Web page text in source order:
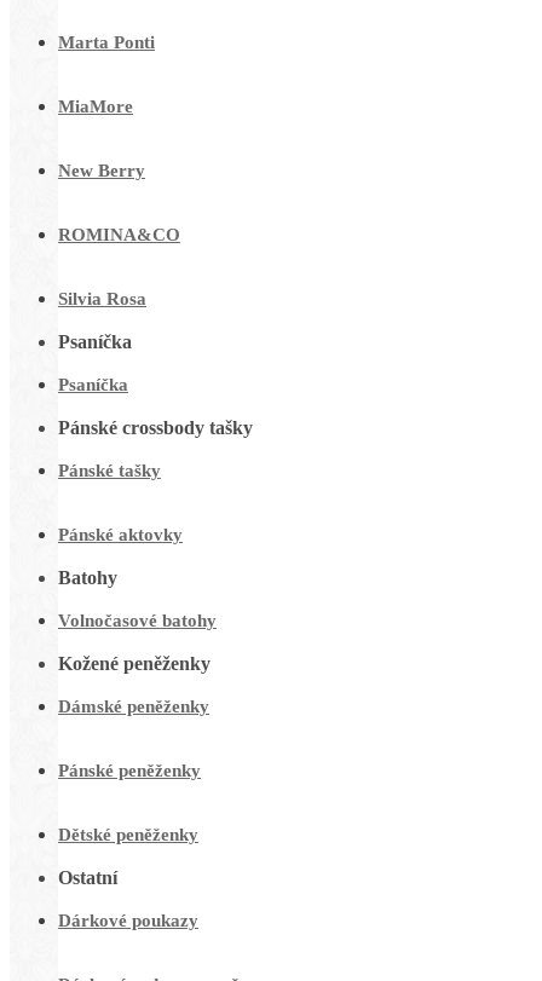
Marta Ponti
MiaMore
New Berry
ROMINA&CO
Silvia Rosa
Psaníčka
Psaníčka
Pánské crossbody tašky
Pánské tašky
Pánské aktovky
Batohy
Volnočasové batohy
Kožené peněženky
Dámské peněženky
Pánské peněženky
Dětské peněženky
Ostatní
Dárkové poukazy